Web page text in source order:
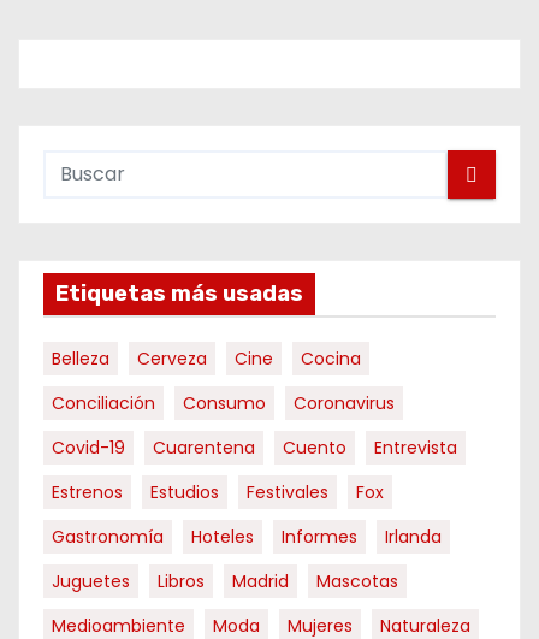
Etiquetas más usadas
Belleza Cerveza Cine
Cocina
Conciliación
Consumo
Coronavirus
Covid-19
Cuarentena Cuento
Entrevista
Estrenos
Estudios Festivales
Fox
Gastronomía
Hoteles Informes
Irlanda
Juguetes
Libros Madrid
Mascotas
Medioambiente
Moda Mujeres
Naturaleza